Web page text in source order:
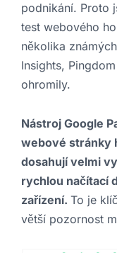
podnikání. Proto
test webového
několika
Insights,
ohromily.
Nástroj Google
webové stránky
dosahují velmi
rychlou načítací
zařízení. To je
větší pozornost